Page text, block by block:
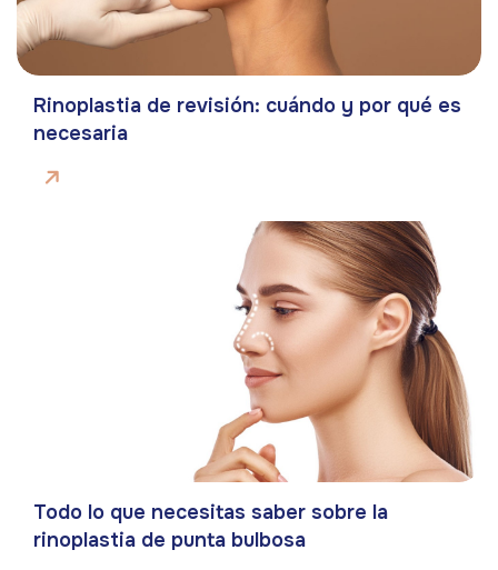
Rinoplastia de revisión: cuándo y por qué es
necesaria
Todo lo que necesitas saber sobre la
rinoplastia de punta bulbosa